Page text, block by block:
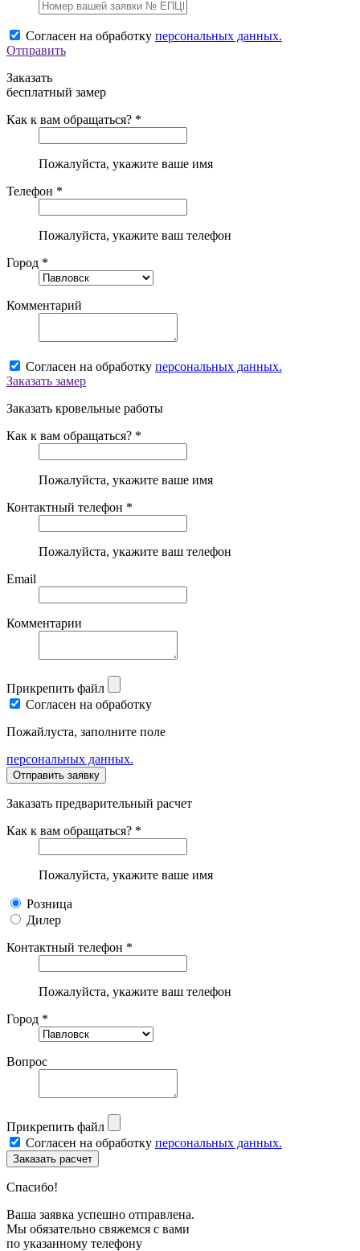
Согласен на обработку персональных данных.
Отправить
Заказать
бесплатный замер
Как к вам обращаться? *
Пожалуйста, укажите ваше имя
Телефон *
Пожалуйста, укажите ваш телефон
Город *
Комментарий
Согласен на обработку персональных данных.
Заказать замер
Заказать кровельные работы
Как к вам обращаться? *
Пожалуйста, укажите ваше имя
Контактный телефон *
Пожалуйста, укажите ваш телефон
Email
Комментарии
Прикрепить файл
Согласен на обработку
Пожайлуста, заполните поле
персональных данных.
Заказать предварительный расчет
Как к вам обращаться? *
Пожалуйста, укажите ваше имя
Розница
Дилер
Контактный телефон *
Пожалуйста, укажите ваш телефон
Город *
Вопрос
Прикрепить файл
Согласен на обработку персональных данных.
Спасибо!
Ваша заявка успешно отправлена.
Мы обязательно свяжемся с вами
по указанному телефону